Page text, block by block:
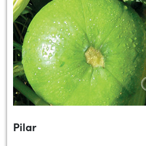
Pilar